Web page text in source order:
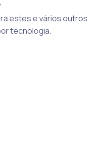
estes e vários outros
tecnologia.